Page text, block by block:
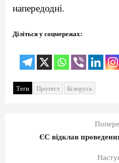
напередодні.
Діліться у соцмережах:
Теги Протест Білорусь
ЄС відклав